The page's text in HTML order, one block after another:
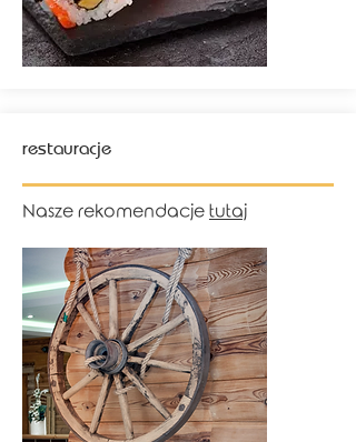
restauracje
Nasze rekomendacje tutaj